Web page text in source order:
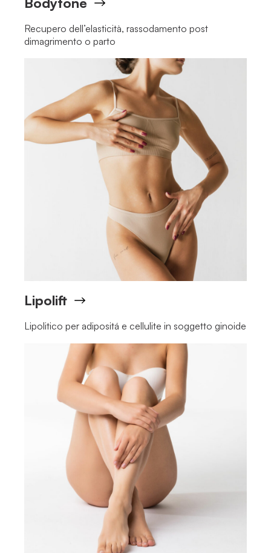
Recupero dell’elasticità, rassodamento post
dimagrimento o parto
Lipolift
Lipolitico per adipositá e cellulite in soggetto ginoide